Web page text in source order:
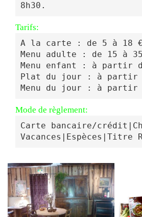
8h30.
Tarifs:
A la carte : de 5 à 18 €
Menu adulte : de 15 à
Menu enfant : à partir
Plat du jour : à partir
Mode de règlement:
Carte bancaire/
Vacances|Espèces|Titre